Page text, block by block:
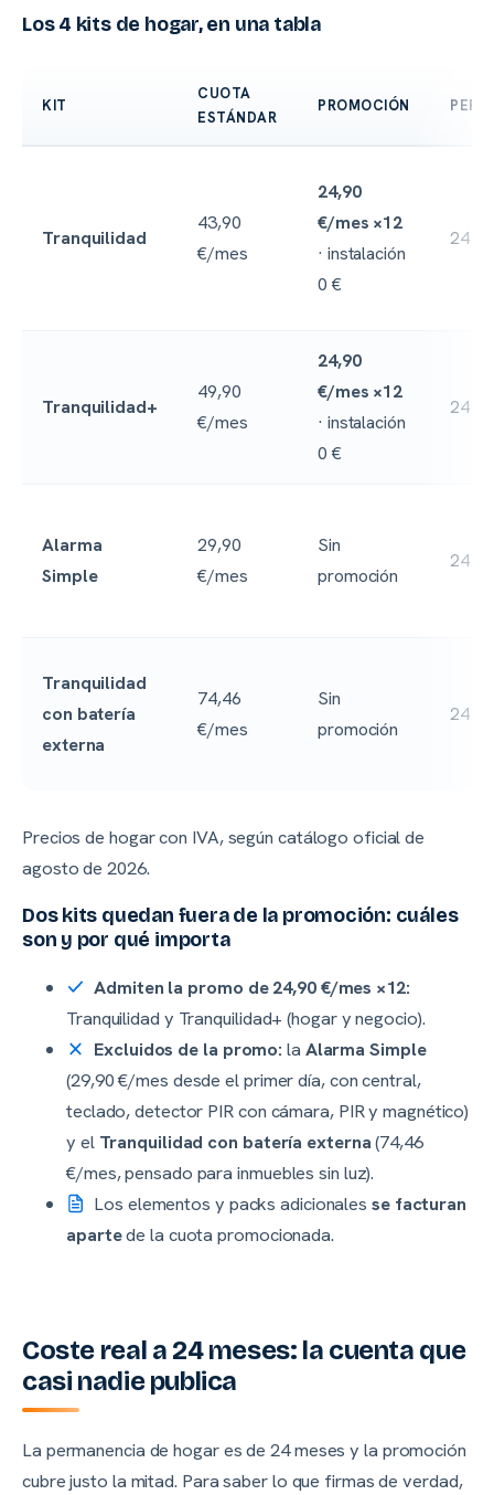
Los 4 kits de hogar, en una tabla
KIT
CUOTA
ESTÁNDAR
PROMOCIÓN
Tranquilidad
43,90
€/mes
24,90
€/mes ×12
· instalación
0 €
24
Tranquilidad+
49,90
€/mes
24,90
€/mes ×12
· instalación
0 €
24
Alarma
Simple
29,90
€/mes
Sin
promoción
24
Tranquilidad
con batería
externa
74,46
€/mes
Sin
promoción
24
Precios de hogar con IVA, según catálogo oficial de
agosto de 2026.
Dos kits quedan fuera de la promoción: cuáles
son y por qué importa
Admiten la promo de 24,90 €/mes ×12:
Tranquilidad y Tranquilidad+ (hogar y negocio).
Excluidos de la promo: la Alarma Simple
(29,90 €/mes desde el primer día, con central,
teclado, detector PIR con cámara, PIR y magnético)
y el Tranquilidad con batería externa(74,46
€/mes, pensado para inmuebles sin luz).
Los elementos y packs adicionales se facturan
apartede la cuota promocionada.
Coste real a 24 meses: la cuenta que
casi nadie publica
La permanencia de hogar es de 24 meses y la promoción
cubre justo la mitad. Para saber lo que firmas de verdad,